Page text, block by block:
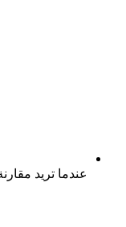
عندما تريد